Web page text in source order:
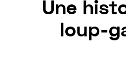
Une
loup-